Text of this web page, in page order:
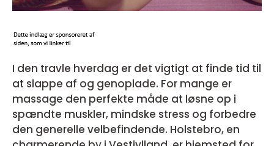
I den travle hverdag er det vigtigt at finde tid til
at slappe af og genoplade. For mange er
massage den perfekte måde at løsne op i
spændte muskler, mindske stress og forbedre
den generelle velbefindende. Holstebro, en